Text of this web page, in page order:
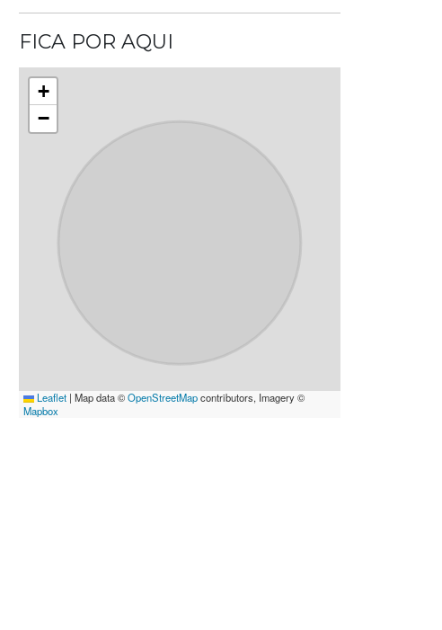
FICA POR AQUI
+
−
Leaflet | Map data ©OpenStreetMapcontributors, Imagery ©
Mapbox